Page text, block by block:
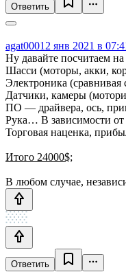
Ответить
agat00012 янв 2021 в
Ну давайте посчитаем на
Шасси (моторы, акки,
Электроника
Датчики, камеры
ПО — драйвера, ось,
Рука… В зависимости
Торговая наценка,
Итого 24000$;
В любом случае,
Ответить